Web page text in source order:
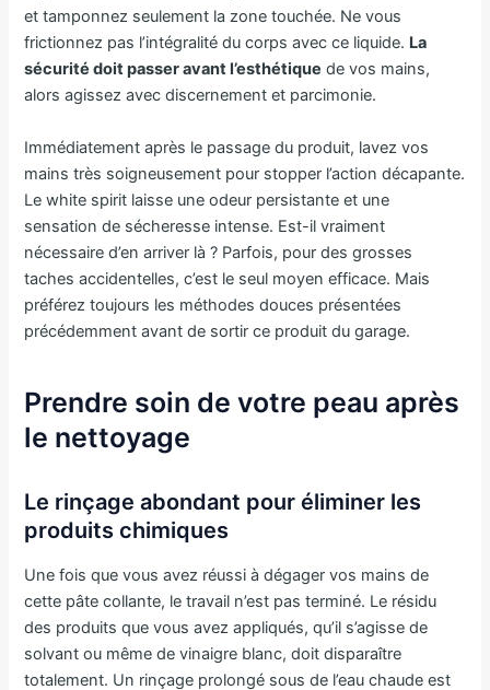
et tamponnez seulement la zone touchée. Ne vous
frictionnez pas l’intégralité du corps avec ce liquide. La
sécurité doit passer avant l’esthétique de vos mains,
alors agissez avec discernement et parcimonie.
Immédiatement après le passage du produit, lavez vos
mains très soigneusement pour stopper l’action décapante.
Le white spirit laisse une odeur persistante et une
sensation de sécheresse intense. Est-il vraiment
nécessaire d’en arriver là ? Parfois, pour des grosses
taches accidentelles, c’est le seul moyen efficace. Mais
préférez toujours les méthodes douces présentées
précédemment avant de sortir ce produit du garage.
Prendre soin de votre peau après
le nettoyage
Le rinçage abondant pour éliminer les
produits chimiques
Une fois que vous avez réussi à dégager vos mains de
cette pâte collante, le travail n’est pas terminé. Le résidu
des produits que vous avez appliqués, qu’il s’agisse de
solvant ou même de vinaigre blanc, doit disparaître
totalement. Un rinçage prolongé sous de l’eau chaude est